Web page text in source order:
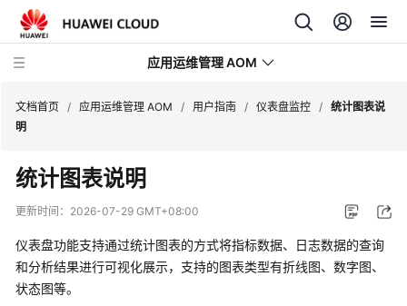
应用运维管理 AOM
最
新
动
产
品
文档首页 / 应用运维管理 AOM / 用户指南 / 仪表盘监控 / 统计图表说
明
统计图表说明
更新时间： 2026-07-29 GMT+08:00
仪表盘功能支持通过统计图表的方式将指标数据、日志数据的查询
和分析结果进行可视化展示，支持的图表类型有折线图、数字图、
状态图等。